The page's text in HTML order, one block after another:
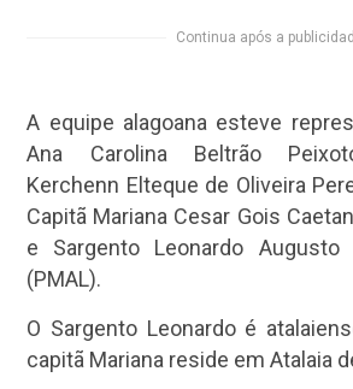
Continua após a
A equipe alagoana esteve
Ana Carolina Beltrão
Kerchenn Elteque de Oliveira
Capitã Mariana Cesar Gois
e Sargento Leonardo Augusto
(PMAL).
O Sargento Leonardo é
capitã Mariana reside em Atalaia